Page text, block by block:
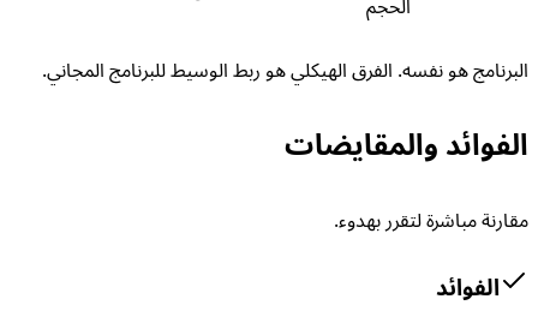
البرنامج هو نفسه. الفرق الهيكلي هو ربط الوسيط للبرنامج المجاني.
الفوائد والمقايضات
مقارنة مباشرة لتقرر بهدوء.
الفوائد